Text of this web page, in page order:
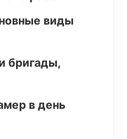
виды
бригады,
в день